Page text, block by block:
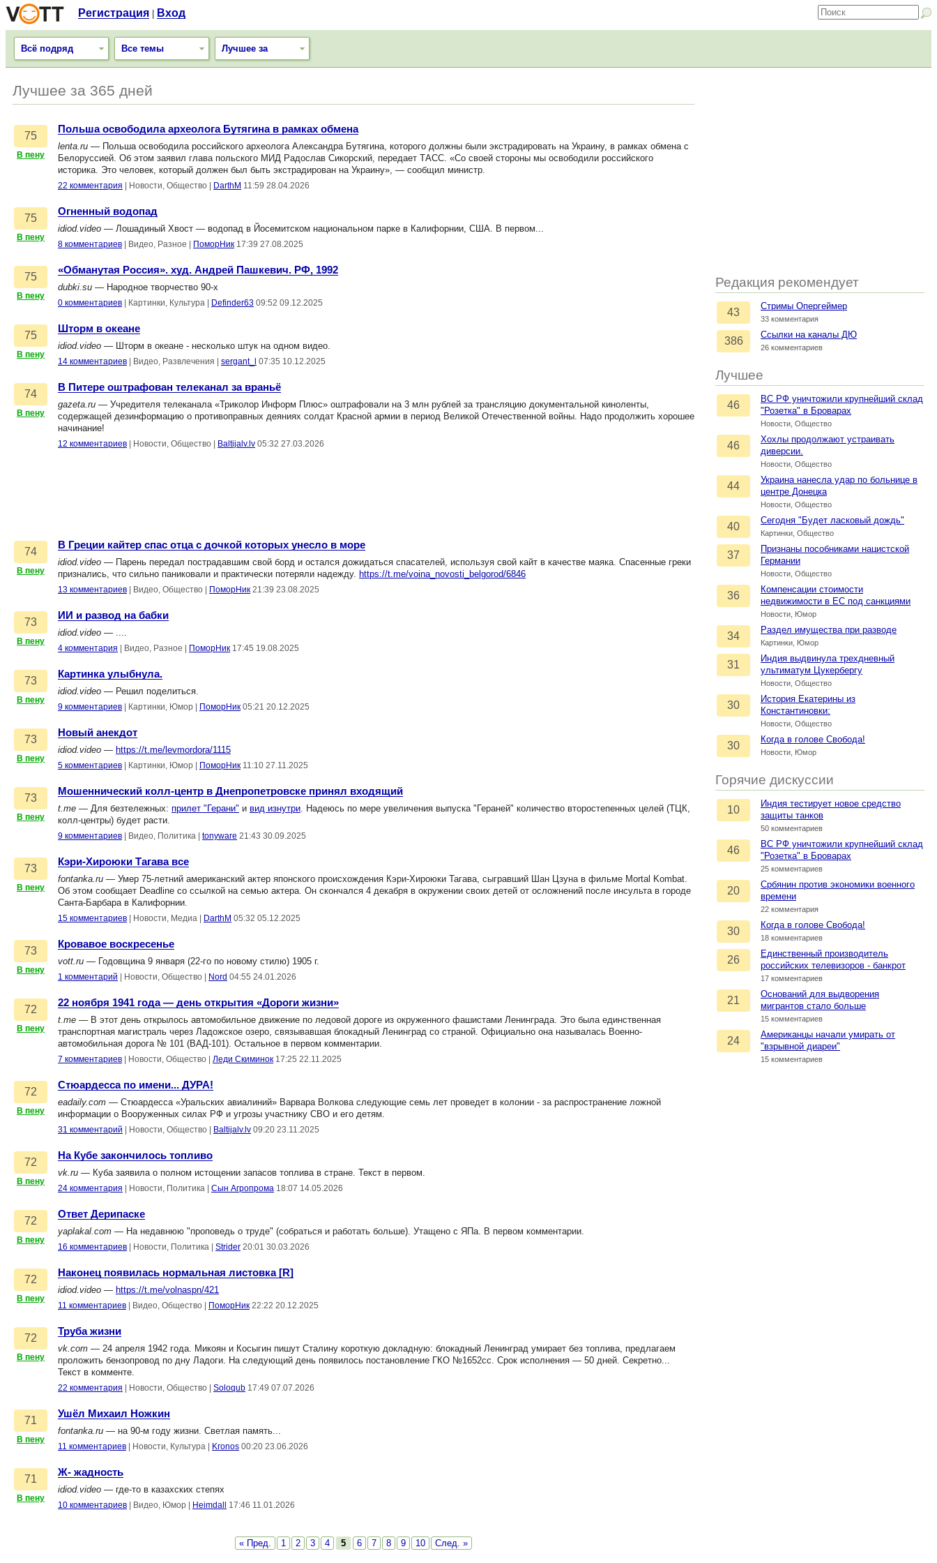
Регистрация Вход
Всё подряд Все темы Лучшее за
Редакция рекомендует
43
Стримы Опергеймер
33 комментария
386
Ссылки на каналы ДЮ
26 комментариев
Лучшее
46
ВС РФ уничтожили крупнейший склад
"Розетка" в Броварах
Новости, Общество
46
Хохлы продолжают устраивать
диверсии.
Новости, Общество
44
Украина нанесла удар по больнице в
центре Донецка
Новости, Общество
40
Сегодня "Будет ласковый дождь"
Картинки, Общество
37
Признаны пособниками нацистской
Германии
Новости, Общество
36
Компенсации стоимости
недвижимости в ЕС под санкциями
Новости, Юмор
34
Раздел имущества при разводе
Картинки, Юмор
31
Индия выдвинула трехдневный
ультиматум Цукербергу
Новости, Общество
30
История Екатерины из
Константиновки:
Новости, Общество
30
Когда в голове Свобода!
Новости, Юмор
Горячие дискуссии
10
Индия тестирует новое средство
защиты танков
50 комментариев
46
ВС РФ уничтожили крупнейший склад
"Розетка" в Броварах
25 комментариев
20
Србянин против экономики военного
времени
22 комментария
30
Когда в голове Свобода!
18 комментариев
26
Единственный производитель
российских телевизоров - банкрот
17 комментариев
21
Оснований для выдворения
мигрантов стало больше
15 комментариев
24
Американцы начали умирать от
"взрывной диареи"
15 комментариев
Лучшее за 365 дней
75
В пену
Польша освободила археолога Бутягина в рамках обмена
lenta.ru — Польша освободила российского археолога Александра Бутягина, которого должны были экстрадировать на Украину, в рамках обмена с
Белоруссией. Об этом заявил глава польского МИД Радослав Сикорский, передает ТАСС. «Со своей стороны мы освободили российского
историка. Это человек, который должен был быть экстрадирован на Украину», — сообщил министр.
22 комментария Новости, Общество DarthM 11:59 28.04.2026
75
В пену
Огненный водопад
idiod.video — Лошадиный Хвост — водопад в Йосемитском национальном парке в Калифорнии, США. В первом...
8 комментариев Видео, Разное ПоморНик 17:39 27.08.2025
75
В пену
«Обманутая Россия». худ. Андрей Пашкевич. РФ, 1992
dubki.su — Народное творчество 90-х
0 комментариев Картинки, Культура Definder63 09:52 09.12.2025
75
В пену
Шторм в океане
idiod.video — Шторм в океане - несколько штук на одном видео.
14 комментариев Видео, Развлечения sergant_l 07:35 10.12.2025
74
В пену
В Питере оштрафован телеканал за враньё
gazeta.ru — Учредителя телеканала «Триколор Информ Плюс» оштрафовали на 3 млн рублей за трансляцию документальной киноленты,
содержащей дезинформацию о противоправных деяниях солдат Красной армии в период Великой Отечественной войны. Надо продолжить хорошее
начинание!
12 комментариев Новости, Общество Baltijalv.lv 05:32 27.03.2026
74
В пену
В Греции кайтер спас отца с дочкой которых унесло в море
idiod.video — Парень передал пострадавшим свой борд и остался дожидаться спасателей, используя свой кайт в качестве маяка. Спасенные греки
признались, что сильно паниковали и практически потеряли надежду. https://t.me/voina_novosti_belgorod/6846
13 комментариев Видео, Общество ПоморНик 21:39 23.08.2025
73
В пену
ИИ и развод на бабки
idiod.video — ....
4 комментария Видео, Разное ПоморНик 17:45 19.08.2025
73
В пену
Картинка улыбнула.
idiod.video — Решил поделиться.
9 комментариев Картинки, Юмор ПоморНик 05:21 20.12.2025
73
В пену
Новый анекдот
idiod.video — https://t.me/levmordora/1115
5 комментариев Картинки, Юмор ПоморНик 11:10 27.11.2025
73
В пену
Мошеннический колл-центр в Днепропетровске принял входящий
t.me — Для безтележных: прилет "Герани" и вид изнутри. Надеюсь по мере увеличения выпуска "Гераней" количество второстепенных целей (ТЦК,
колл-центры) будет расти.
9 комментариев Видео, Политика tonyware 21:43 30.09.2025
73
В пену
Кэри-Хироюки Тагава все
fontanka.ru — Умер 75-летний американский актер японского происхождения Кэри-Хироюки Тагава, сыгравший Шан Цзуна в фильме Mortal Kombat.
Об этом сообщает Deadline со ссылкой на семью актера. Он скончался 4 декабря в окружении своих детей от осложнений после инсульта в городе
Санта-Барбара в Калифорнии.
15 комментариев Новости, Медиа DarthM 05:32 05.12.2025
73
В пену
Кровавое воскресенье
vott.ru — Годовщина 9 января (22-го по новому стилю) 1905 г.
1 комментарий Новости, Общество Nord 04:55 24.01.2026
72
В пену
22 ноября 1941 года — день открытия «Дороги жизни»
t.me — В этот день открылось автомобильное движение по ледовой дороге из окруженного фашистами Ленинграда. Это была единственная
транспортная магистраль через Ладожское озеро, связывавшая блокадный Ленинград со страной. Официально она называлась Военно-
автомобильная дорога № 101 (ВАД-101). Остальное в первом комментарии.
7 комментариев Новости, Общество Леди Скиминок 17:25 22.11.2025
72
В пену
Стюардесса по имени... ДУРА!
eadaily.com — Стюардесса «Уральских авиалиний» Варвара Волкова следующие семь лет проведет в колонии - за распространение ложной
информации о Вооруженных силах РФ и угрозы участнику СВО и его детям.
31 комментарий Новости, Общество Baltijalv.lv 09:20 23.11.2025
72
В пену
На Кубе закончилось топливо
vk.ru — Куба заявила о полном истощении запасов топлива в стране. Текст в первом.
24 комментария Новости, Политика Сын Агропрома 18:07 14.05.2026
72
В пену
Ответ Дерипаске
yaplakal.com — На недавнюю "проповедь о труде" (собраться и работать больше). Утащено с ЯПа. В первом комментарии.
16 комментариев Новости, Политика Strider 20:01 30.03.2026
72
В пену
Наконец появилась нормальная листовка [R]
idiod.video — https://t.me/volnaspn/421
11 комментариев Видео, Общество ПоморНик 22:22 20.12.2025
72
В пену
Труба жизни
vk.com — 24 апреля 1942 года. Микоян и Косыгин пишут Сталину короткую докладную: блокадный Ленинград умирает без топлива, предлагаем
проложить бензопровод по дну Ладоги. На следующий день появилось постановление ГКО №1652сс. Срок исполнения — 50 дней. Секретно...
Текст в комменте.
22 комментария Новости, Общество Soloqub 17:49 07.07.2026
71
В пену
Ушёл Михаил Ножкин
fontanka.ru — на 90-м году жизни. Светлая память...
11 комментариев Новости, Культура Kronos 00:20 23.06.2026
71
В пену
Ж- жадность
idiod.video — где-то в казахских степях
10 комментариев Видео, Юмор Heimdall 17:46 11.01.2026
« Пред. 1 2 3 4 5 6 7 8 9 10 След. »